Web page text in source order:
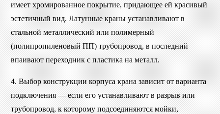
имеет хромированное покрытие, придающее ей красивый
эстетичный вид. Латунные краны устанавливают в
стальной металлический или полимерный
(полипропиленовый ПП) трубопровод, в последний
впаивают переходник с пластика на металл.
4. Выбор конструкции корпуса крана зависит от варианта
подключения — если его устанавливают в разрыв или
трубопровод, к которому подсоединяются мойки,